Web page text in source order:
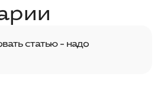
статью - надо